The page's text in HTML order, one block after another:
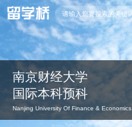
南京财经大学
国际本科预科
Nanjing University Of Finance & Economics